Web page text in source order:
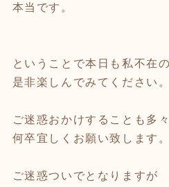
本当です。
ということで本日も私不在
是非楽しんでみてください。
ご迷惑おかけすることも多
何卒宜しくお願い致します。
ご迷惑ついでとなりますが